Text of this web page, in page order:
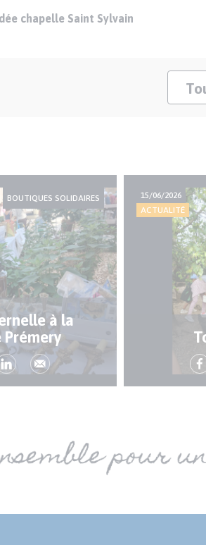
chapelle Saint Sylvain
BOUTIQUES SOLIDAIRES
à la
15/06/2026
ACTUALITÉ